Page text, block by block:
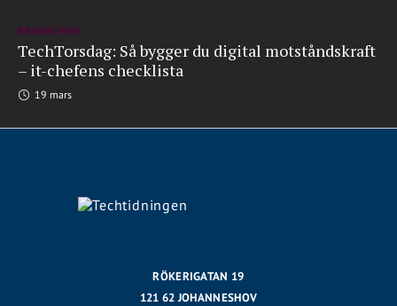
BRANSCHEN
TechTorsdag: Så bygger du digital motståndskraft
– it-chefens checklista
19 mars
RÖKERIGATAN 19
121 62 JOHANNESHOV